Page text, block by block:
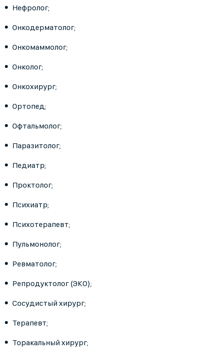
Нефролог;
Онкодерматолог;
Онкомаммолог;
Онколог;
Онкохирург;
Ортопед;
Офтальмолог;
Паразитолог;
Педиатр;
Проктолог;
Психиатр;
Психотерапевт;
Пульмонолог;
Ревматолог;
Репродуктолог (ЭКО);
Сосудистый хирург;
Терапевт;
Торакальный хирург;